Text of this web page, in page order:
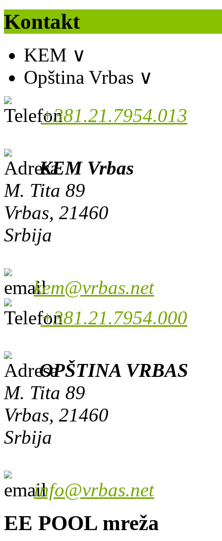
Kontakt
KEM ∨
Opština Vrbas ∨
+381.21.7954.013
KEM Vrbas
M. Tita 89
Vrbas, 21460
Srbija
kem@vrbas.net
+381.21.7954.000
OPŠTINA VRBAS
M. Tita 89
Vrbas, 21460
Srbija
info@vrbas.net
EE POOL mreža